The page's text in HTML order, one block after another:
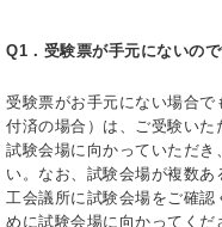
Q1．受験票が手元にないの
受験票がお手元にない場合
付済の場合）は、ご受験いた
試験会場に向かっていただき
い。なお、試験会場が複数
工会議所に試験会場をご確
めに試験会場に向かってくだ